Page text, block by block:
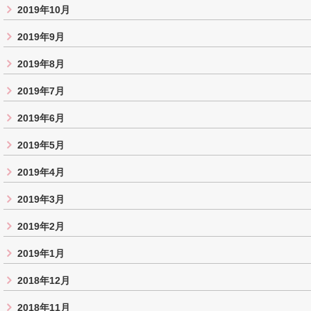
2019年10月
2019年9月
2019年8月
2019年7月
2019年6月
2019年5月
2019年4月
2019年3月
2019年2月
2019年1月
2018年12月
2018年11月